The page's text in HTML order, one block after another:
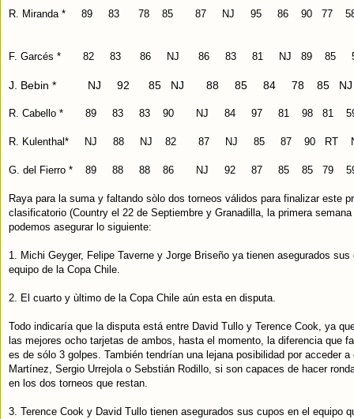
R. Miranda * 89 83 78 85 87 NJ 95 86 90 77
F. Garcés * 82 83 86 NJ 86 83 81 NJ 89 85
J. Bebin * NJ 92 85 NJ 88 85 84 78 85
R. Cabello * 89 83 83 90 NJ 84 97 81 98 81
R. Kulenthal* NJ 88 NJ 82 87 NJ 85 87 90 RT
G. del Fierro * 89 88 88 86 NJ 92 87 85 85 79
Raya para la suma y faltando sòlo dos torneos válidos para finalizar este
clasificatorio (Country el 22 de Septiembre y Granadilla, la primera
podemos asegurar lo siguiente:
1. Michi Geyger, Felipe Taverne y Jorge Briseño ya tienen asegurados sus
equipo de la Copa Chile.
2. El cuarto y ùltimo de la Copa Chile aún esta en disputa.
Todo indicaría que la disputa está entre David Tullo y Terence Cook, ya
las mejores ocho tarjetas de ambos, hasta el momento, la diferencia que
es de sólo 3 golpes. También tendrían una lejana posibilidad por acceder
Martínez, Sergio Urrejola o Sebstián Rodillo, si son capaces de hacer
en los dos torneos que restan.
3. Terence Cook y David Tullo tienen asegurados sus cupos en el equipo